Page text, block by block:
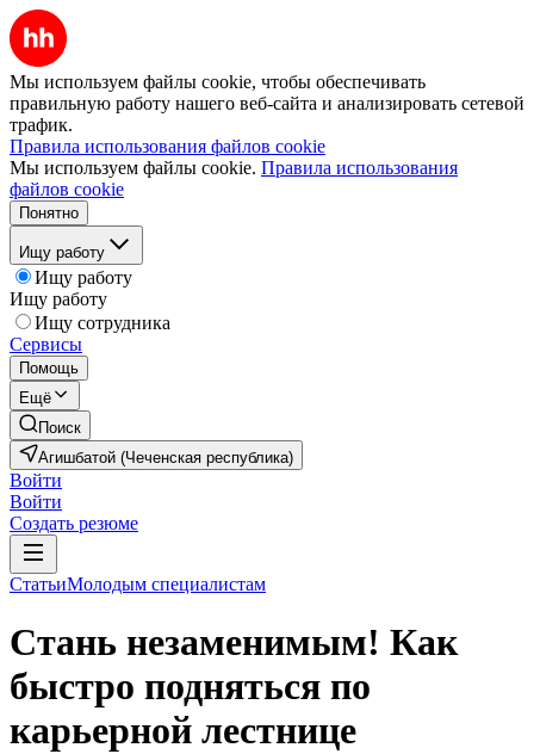
Мы используем файлы cookie, чтобы обеспечивать
правильную работу нашего веб-сайта и анализировать сетевой
трафик.
Правила использования файлов cookie
Мы используем файлы cookie. Правила использования
файлов cookie
Понятно
Ищу работу
Ищу работу
Ищу работу
Ищу сотрудника
Сервисы
Помощь
Ещё
Поиск
Агишбатой (Чеченская республика)
Войти
Войти
Создать резюме
СтатьиМолодым специалистам
Стань незаменимым! Как
быстро подняться по
карьерной лестнице